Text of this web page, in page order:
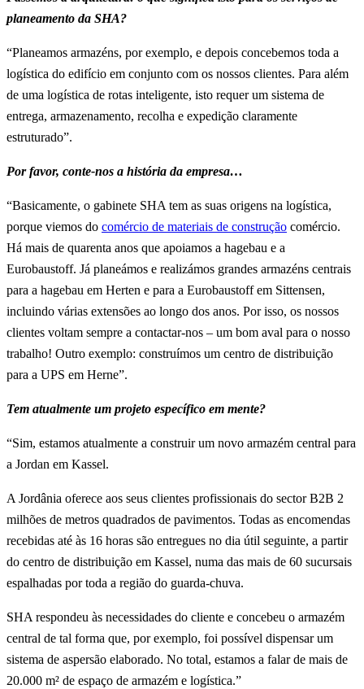
planeamento da SHA?
“Planeamos armazéns, por exemplo, e depois concebemos toda a
logística do edifício em conjunto com os nossos clientes. Para além
de uma logística de rotas inteligente, isto requer um sistema de
entrega, armazenamento, recolha e expedição claramente
estruturado”.
Por favor, conte-nos a história da empresa…
“Basicamente, o gabinete SHA tem as suas origens na logística,
porque viemos do comércio de materiais de construção comércio.
Há mais de quarenta anos que apoiamos a hagebau e a
Eurobaustoff. Já planeámos e realizámos grandes armazéns centrais
para a hagebau em Herten e para a Eurobaustoff em Sittensen,
incluindo várias extensões ao longo dos anos. Por isso, os nossos
clientes voltam sempre a contactar-nos – um bom aval para o nosso
trabalho! Outro exemplo: construímos um centro de distribuição
para a UPS em Herne”.
Tem atualmente um projeto específico em mente?
“Sim, estamos atualmente a construir um novo armazém central para
a Jordan em Kassel.
A Jordânia oferece aos seus clientes profissionais do sector B2B 2
milhões de metros quadrados de pavimentos. Todas as encomendas
recebidas até às 16 horas são entregues no dia útil seguinte, a partir
do centro de distribuição em Kassel, numa das mais de 60 sucursais
espalhadas por toda a região do guarda-chuva.
SHA respondeu às necessidades do cliente e concebeu o armazém
central de tal forma que, por exemplo, foi possível dispensar um
sistema de aspersão elaborado. No total, estamos a falar de mais de
20.000 m² de espaço de armazém e logística.”